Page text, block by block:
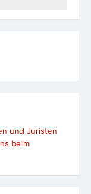
und Juristen
beim